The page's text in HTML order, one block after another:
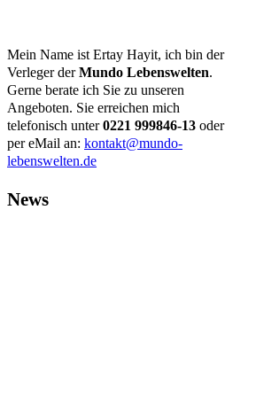
Mein Name ist Ertay Hayit, ich bin der
Verleger derMundo Lebenswelten.
Gerne berate ich Sie zu unseren
Angeboten. Sie erreichen mich
telefonisch unter0221 999846-13 oder
per eMail an: kontakt@mundo-
lebenswelten.de
News